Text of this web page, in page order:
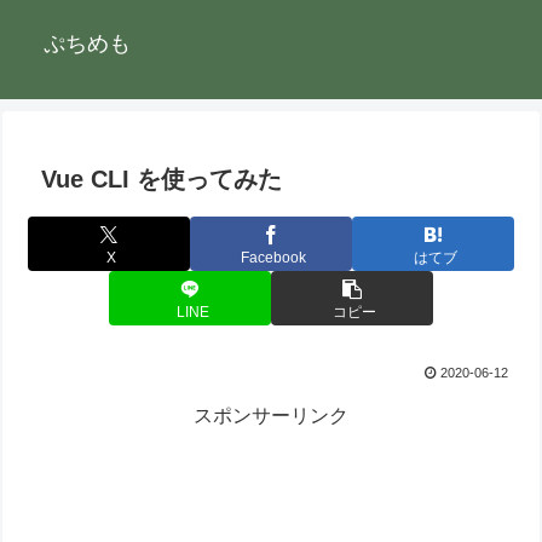
ぷちめも
Vue CLI を使ってみた
X Facebook はてブ
LINE コピー
2020-06-12
スポンサーリンク